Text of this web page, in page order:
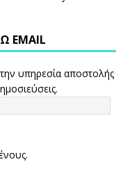
EMAIL
υπηρεσία αποστολής